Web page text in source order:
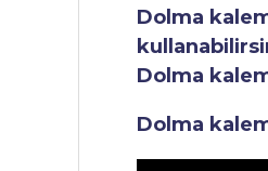
Dolma
Dolma
Dolma